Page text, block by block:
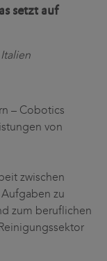
setzt auf
– Cobotics
von
zwischen
zu
zum beruflichen